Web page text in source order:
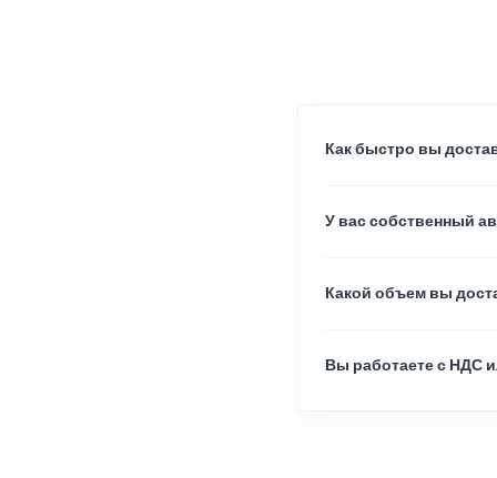
Как быстро вы
У вас собственный
Какой объем вы
Вы работаете с НДС